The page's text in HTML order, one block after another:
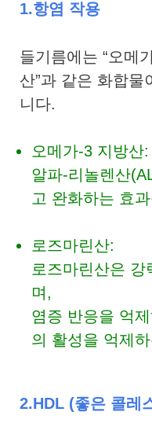
1.항염 작용
들기름에는 “오메
산”과 같은 화합
니다.
오메가-3 지방산:
알파-리놀렌산
고 완화하는 효
로즈마린산:
로즈마린산은 강
며,
염증 반응을 억
의 활성을 억제
2.HDL (좋은 콜레